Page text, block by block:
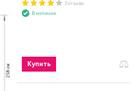
3 отзыва
В наличии
Купить